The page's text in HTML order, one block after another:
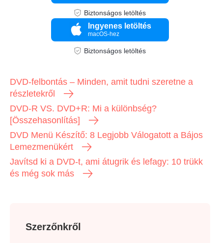
Biztonságos letöltés
Ingyenes letöltés
macOS-hez
Biztonságos letöltés
DVD-felbontás – Minden, amit tudni szeretne a
részletekről
DVD-R VS. DVD+R: Mi a különbség?
[Összehasonlítás]
DVD Menü Készítő: 8 Legjobb Válogatott a Bájos
Lemezmenükért
Javítsd ki a DVD-t, ami átugrik és lefagy: 10 trükk
és még sok más
Szerzőnkről